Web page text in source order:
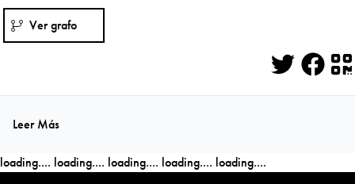
Ver grafo
Twitter
Leer Más
loading.... loading.... loading.... loading.... loading....